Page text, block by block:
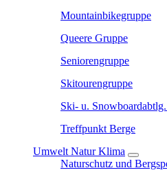
Mountainbikegruppe
Queere Gruppe
Seniorengruppe
Skitourengruppe
Ski- u.
Treffpunkt Berge
Umwelt Natur Klima
Naturschutz und